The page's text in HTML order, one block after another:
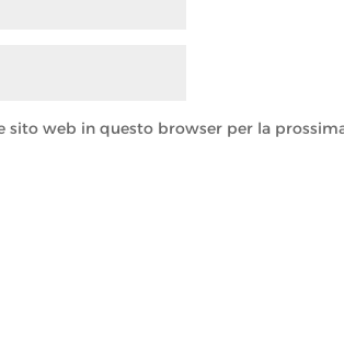
sito web in questo browser per la